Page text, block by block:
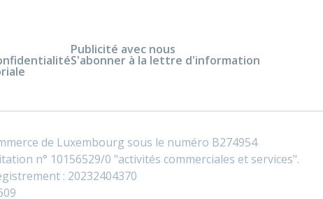
Publicité avec nous
S'abonner à la lettre d'information
de Luxembourg sous le numéro B274954
n° 10156529/0 "activités commerciales et services".
: 20232404370